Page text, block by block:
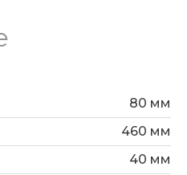
любые типы
80 мм
460 мм
40 мм